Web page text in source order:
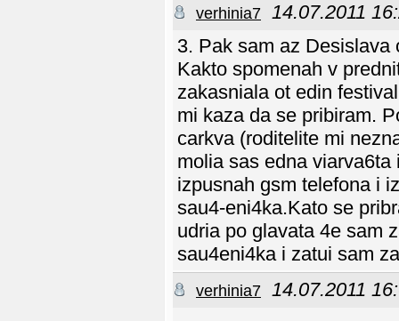
verhinia7 14.07.2011
3. Pak sam az Desislava
Kakto spomenah v
zakasniala ot edin
mi kaza da se pribiram.
carkva (roditelite mi
molia sas edna
izpusnah gsm telefona i
sau4-eni4ka.Kato se
udria po glavata 4e sam
sau4eni4ka i zatui sam
verhinia7 14.07.2011